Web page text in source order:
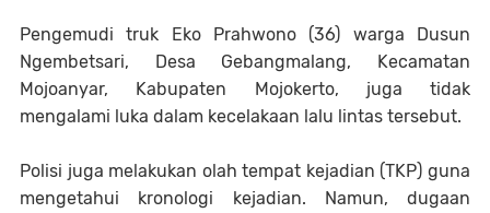
Pengemudi truk Eko Prahwono (36) warga Dusun
Ngembetsari, Desa Gebangmalang, Kecamatan
Mojoanyar, Kabupaten Mojokerto, juga tidak
mengalami luka dalam kecelakaan lalu lintas tersebut.
Polisi juga melakukan olah tempat kejadian (TKP) guna
mengetahui kronologi kejadian. Namun, dugaan